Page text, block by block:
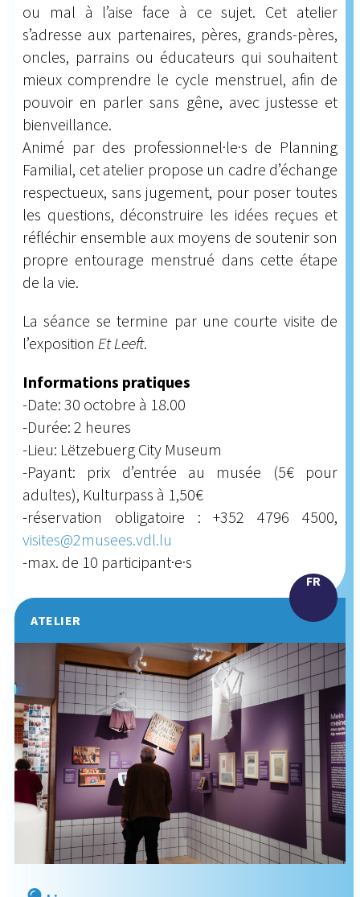
ou mal à l’aise face à ce sujet. Cet atelier
s’adresse aux partenaires, pères, grands-pères,
oncles, parrains ou éducateurs qui souhaitent
mieux comprendre le cycle menstruel, afin de
pouvoir en parler sans gêne, avec justesse et
bienveillance.
Animé par des professionnel·le·s de Planning
Familial, cet atelier propose un cadre d’échange
respectueux, sans jugement, pour poser toutes
les questions, déconstruire les idées reçues et
réfléchir ensemble aux moyens de soutenir son
propre entourage menstrué dans cette étape
de la vie.
La séance se termine par une courte visite de
l’exposition Et Leeft.
Informations pratiques
-Date: 30 octobre à 18.00
-Durée: 2 heures
-Lieu: Lëtzebuerg City Museum
-Payant: prix d’entrée au musée (5€ pour
adultes), Kulturpass à 1,50€
-réservation obligatoire : +352 4796 4500,
visites@2musees.vdl.lu
-max. de 10 participant·e·s
ATELIER
FR